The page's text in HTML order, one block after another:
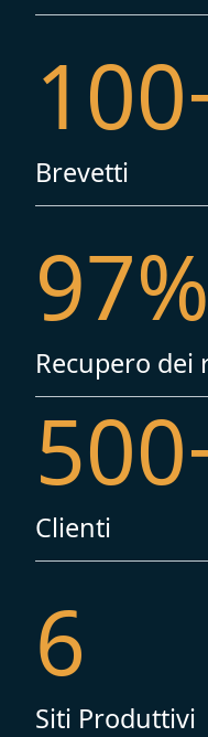
100
Brevetti
97%
Recupero dei
500
Clienti
6
Siti Produttivi